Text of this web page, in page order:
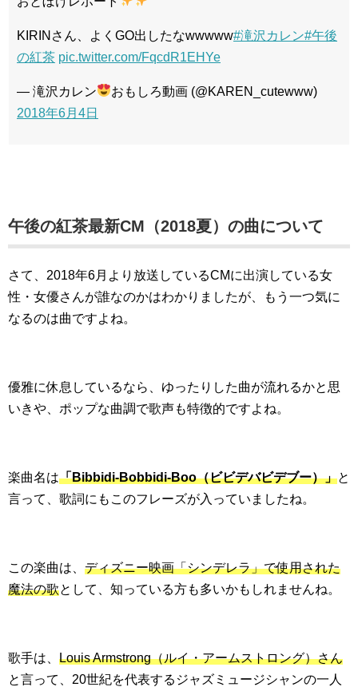
KIRINさん、よくGO出したなwwwww#滝沢カレン#午後
の紅茶 pic.twitter.com/FqcdR1EHYe
— 滝沢カレン
おもしろ動画 (@KAREN_cutewww)
2018年6月4日
午後の紅茶最新CM（2018夏）の曲について
さて、2018年6月より放送しているCMに出演している女
性・女優さんが誰なのかはわかりましたが、もう一つ気に
なるのは曲ですよね。
優雅に休息しているなら、ゆったりした曲が流れるかと思
いきや、ポップな曲調で歌声も特徴的ですよね。
楽曲名は「Bibbidi-Bobbidi-Boo（ビビデバビデブー）」と
言って、歌詞にもこのフレーズが入っていましたね。
この楽曲は、 ディズニー映画「シンデレラ」で使用された
魔法の歌として、知っている方も多いかもしれませんね。
歌手は、 Louis Armstrong（ルイ・アームストロング）さん
と言って、20世紀を代表するジャズミュージシャンの一人